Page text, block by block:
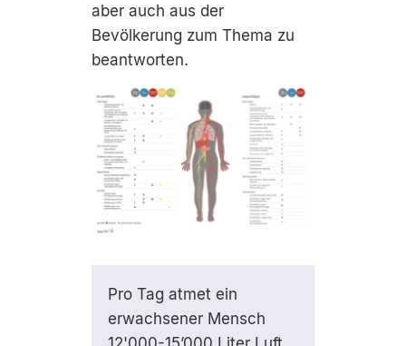
aber auch aus der
Bevölkerung zum Thema zu
beantworten.
Pro Tag atmet ein
erwachsener Mensch